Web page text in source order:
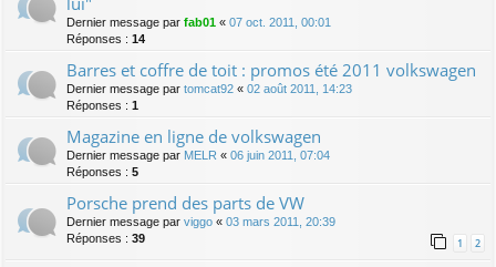
Dernier message par fab01 « 07 oct. 2011, 00:01
Réponses : 14
Barres et coffre de toit : promos été 2011 volkswagen
Dernier message par tomcat92 « 02 août 2011, 14:23
Réponses : 1
Magazine en ligne de volkswagen
Dernier message par MELR « 06 juin 2011, 07:04
Réponses : 5
Porsche prend des parts de VW
Dernier message par viggo « 03 mars 2011, 20:39
Réponses : 39 1 2